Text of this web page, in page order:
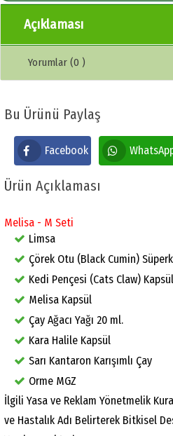
Açıklaması
Yorumlar (0 )
Bu Ürünü Paylaş
Facebook
Ürün Açıklaması
Melisa - M Seti
Limsa
Çörek Otu (Black Cumin)
Kedi Pençesi (Cats Claw) Kapsül
Melisa Kapsül
Çay Ağacı Yağı 20 ml.
Kara Halile Kapsül
Sarı Kantaron Karışımlı Çay
Orme MGZ
İlgili Yasa ve Reklam Yönetmelik
ve Hastalık Adı Belirterek Bitkisel